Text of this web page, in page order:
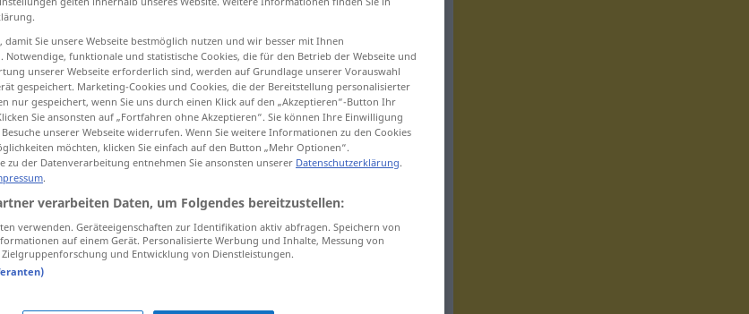
inbrünstig
damit Sie unsere Webseite bestmöglich nutzen und wir besser mit Ihnen
Notwendige, funktionale und statistische Cookies, die für den Betrieb der Webseite und
unserer Webseite erforderlich sind, werden auf Grundlage unserer Vorauswahl
gespeichert. Marketing-Cookies und Cookies, die der Bereitstellung personalisierter
nur gespeichert, wenn Sie uns durch einen Klick auf den „Akzeptieren“-Button Ihr
Sie ansonsten auf „Fortfahren ohne Akzeptieren“. Sie können Ihre Einwilligung
unserer Webseite widerrufen. Wenn Sie weitere Informationen zu den Cookies
möchten, klicken Sie einfach auf den Button „Mehr Optionen“.
zu der Datenverarbeitung entnehmen Sie ansonsten unserer Datenschutzerklärung.
.
verarbeiten Daten, um Folgendes bereitzustellen:
verwenden. Geräteeigenschaften zur Identifikation aktiv abfragen. Speichern von
auf einem Gerät. Personalisierte Werbung und Inhalte, Messung von
und Entwicklung von Dienstleistungen.